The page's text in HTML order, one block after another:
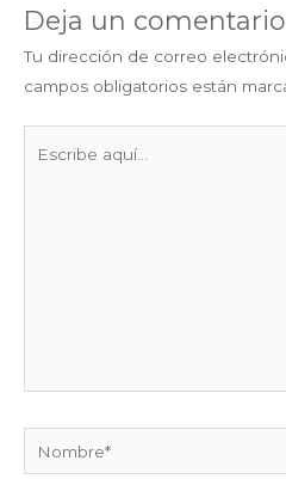
Europea. Lider: Otras
entidades participantes
TTDaFlow El proyecto
TTDaFlow se…
Deja un comentario
Tu dirección de correo
campos obligatorios están